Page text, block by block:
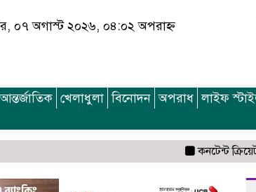
০৭ অগাস্ট ২০২৬, ০৪:০২ অপরাহ্ন
আন্তর্জাতিক খেলাধুলা বিনোদন অপরাধ লাইফ
কনটেন্ট ক্রিয়েটর